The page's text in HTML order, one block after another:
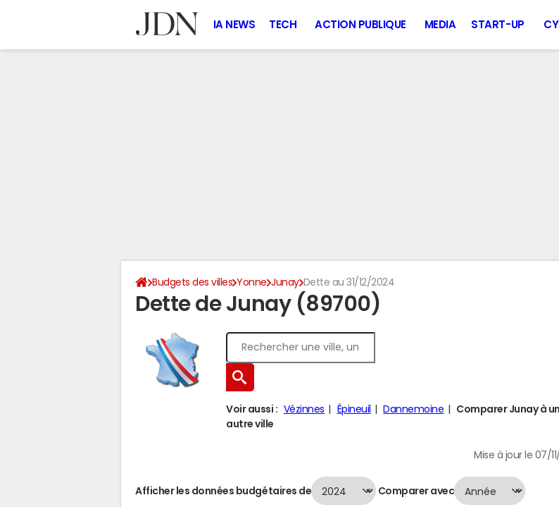
IA NEWS TECH ACTION PUBLIQUE MEDIA START-UP
Budgets des villes Yonne Junay Dette au 31/12/2024
Dette de Junay (89700)
Voir aussi : Vézinnes Épineuil Dannemoine
Comparer Junay à
autre ville
Mise à jour le 07/
Afficher les données budgétaires de Comparer avec